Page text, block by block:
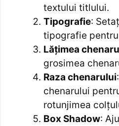
textului titlului.
Tipografie:
tipografie
Lățimea
grosimea
Raza chenarului
chenarului
rotunjimea
Box Shadow: